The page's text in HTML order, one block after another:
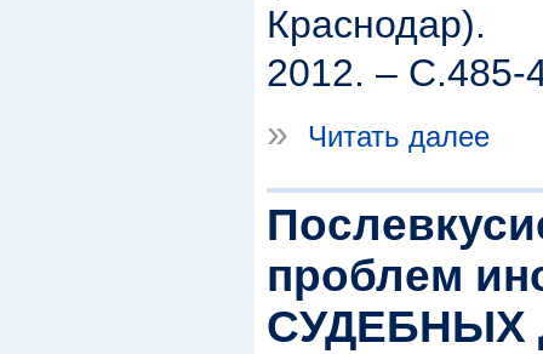
2012. – С.485-
»
Читать далее
проблем
СУДЕБНЫХ